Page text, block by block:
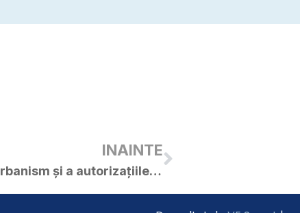
INAINTE
Situația certificatelor de urbanism și a autorizațiile de construire eliberate în luna decembrie 2017